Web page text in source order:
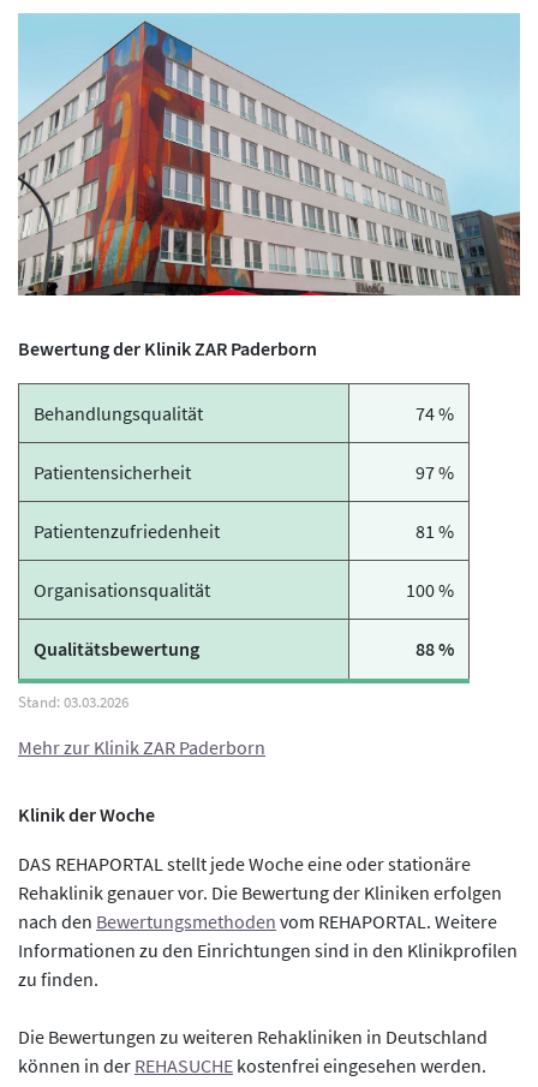
Bewertung der Klinik ZAR Paderborn
Behandlungsqualität 74 %
Patientensicherheit 97 %
Patientenzufriedenheit 81 %
Organisationsqualität 100 %
Qualitätsbewertung 88 %
Mehr zur Klinik ZAR Paderborn
Klinik der Woche
DAS REHAPORTAL stellt jede Woche eine oder stationäre
Rehaklinik genauer vor. Die Bewertung der Kliniken erfolgen
nach den Bewertungsmethoden vom REHAPORTAL. Weitere
Informationen zu den Einrichtungen sind in den Klinikprofilen
zu finden.
Die Bewertungen zu weiteren Rehakliniken in Deutschland
können in der REHASUCHE kostenfrei eingesehen werden.